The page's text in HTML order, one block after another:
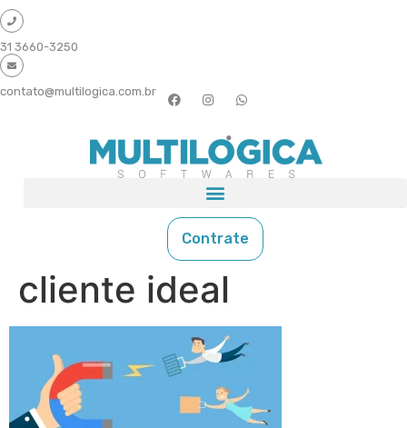
31 3660-3250
contato@multilogica.com.br
Contrate
cliente ideal